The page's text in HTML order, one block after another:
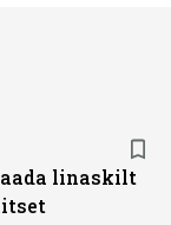
linaskilt